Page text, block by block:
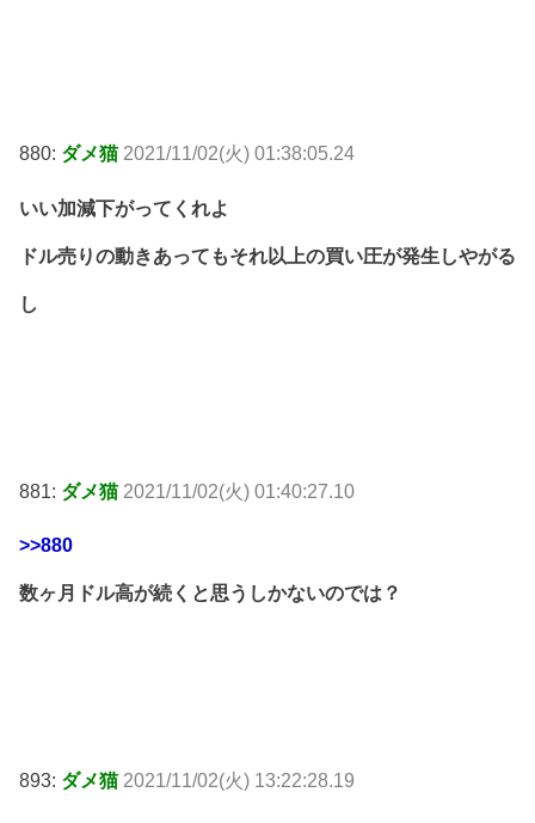
880: ダメ猫 2021/11/02(火) 01:38:05.24
いい加減下がってくれよ
ドル売りの動きあってもそれ以上の買い圧が発生しやがる
し
881: ダメ猫 2021/11/02(火) 01:40:27.10
>>880
数ヶ月ドル高が続くと思うしかないのでは？
893: ダメ猫 2021/11/02(火) 13:22:28.19